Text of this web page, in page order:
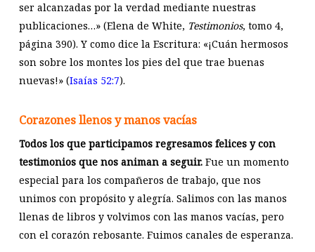
ser alcanzadas por la verdad mediante nuestras
publicaciones…» (Elena de White, Testimonios, tomo 4,
página 390). Y como dice la Escritura: «¡Cuán hermosos
son sobre los montes los pies del que trae buenas
nuevas!» (Isaías 52:7).
Corazones llenos y manos vacías
Todos los que participamos regresamos felices y con
testimonios que nos animan a seguir.Fue un momento
especial para los compañeros de trabajo, que nos
unimos con propósito y alegría. Salimos con las manos
llenas de libros y volvimos con las manos vacías, pero
con el corazón rebosante. Fuimos canales de esperanza.